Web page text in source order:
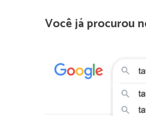
Você já procurou